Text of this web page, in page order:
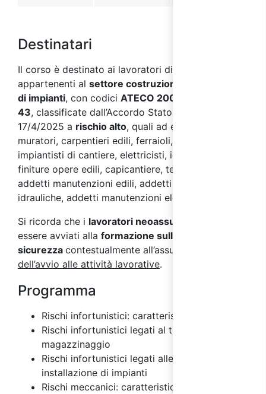
Destinatari
Il corso è destinato ai lavoratori di aziende
appartenenti al settore costruzioni, installazione
di impianti, con codici ATECO 2007 F 41 - 42 -
43, classificate dall’Accordo Stato Regioni del
17/4/2025 a rischio alto, quali ad esempio:
muratori, carpentieri edili, ferraioli, ponteggiatori,
impiantisti di cantiere, elettricisti, idraulici, addetti
finiture opere edili, capicantiere, tecnici di cantiere,
addetti manutenzioni edili, addetti manutenzioni
idrauliche, addetti manutenzioni elettriche.
Si ricorda che i lavoratori neoassunti
essere avviati alla formazione sulla
sicurezza contestualmente all’assunzione e
dell’avvio alle attività lavorative.
Programma
Rischi infortunistici: caratteristiche
Rischi infortunistici legati al trasporto e
magazzinaggio
Rischi infortunistici legati alle costruzioni e
installazione di impianti
Rischi meccanici: caratteristiche e misure di